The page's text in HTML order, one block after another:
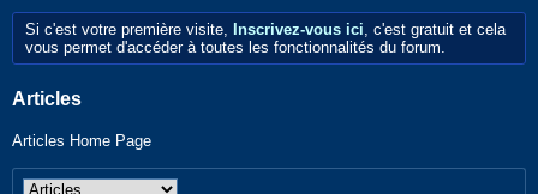
Si c'est votre première visite, Inscrivez-vous ici, c'est gratuit et cela
vous permet d'accéder à toutes les fonctionnalités du forum.
Articles
Articles Home Page